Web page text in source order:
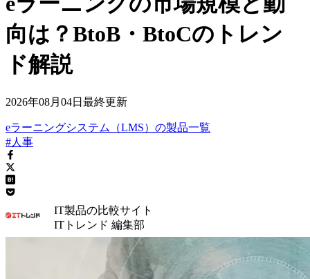
向は？BtoB・BtoCのトレン
ド解説
2026年08月04日 最終更新
eラーニングシステム（LMS） の製品一覧
#人事
IT製品の比較サイト
ITトレンド 編集部